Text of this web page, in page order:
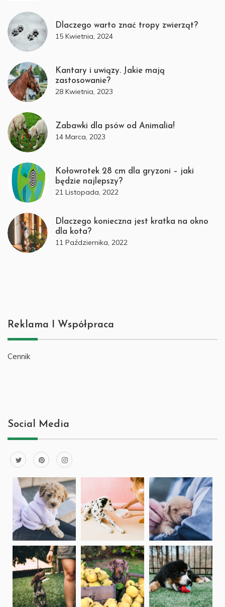
Dlaczego warto znać tropy zwierząt?
15 Kwietnia, 2024
Kantary i uwiązy. Jakie mają
zastosowanie?
28 Kwietnia, 2023
Zabawki dla psów od Animalia!
14 Marca, 2023
Kołowrotek 28 cm dla gryzoni – jaki
będzie najlepszy?
21 Listopada, 2022
Dlaczego konieczna jest kratka na okno
dla kota?
11 Października, 2022
Reklama I Współpraca
Cennik
Social Media